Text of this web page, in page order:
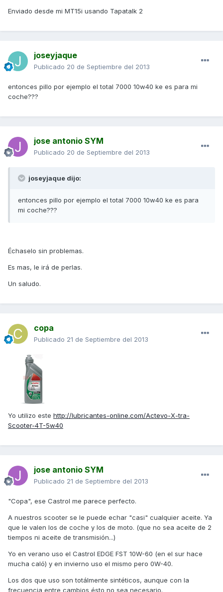
Enviado desde mi MT15i usando Tapatalk 2
joseyjaque
Publicado 20 de Septiembre del 2013
entonces pillo por ejemplo el total 7000 10w40 ke es para mi
coche???
jose antonio SYM
Publicado 20 de Septiembre del 2013
joseyjaque dijo:
entonces pillo por ejemplo el total 7000 10w40 ke es para
mi coche???
Échaselo sin problemas.
Es mas, le irá de perlas.
Un saludo.
copa
Publicado 21 de Septiembre del 2013
Yo utilizo este http://lubricantes-online.com/Actevo-X-tra-
Scooter-4T-5w40
jose antonio SYM
Publicado 21 de Septiembre del 2013
"Copa", ese Castrol me parece perfecto.
A nuestros scooter se le puede echar "casi" cualquier aceite. Ya
que le valen los de coche y los de moto. (que no sea aceite de 2
tiempos ni aceite de transmisión...)
Yo en verano uso el Castrol EDGE FST 10W-60 (en el sur hace
mucha caló) y en invierno uso el mismo pero 0W-40.
Los dos que uso son totálmente sintéticos, aunque con la
frecuencia entre cambios ésto no sea necesario.